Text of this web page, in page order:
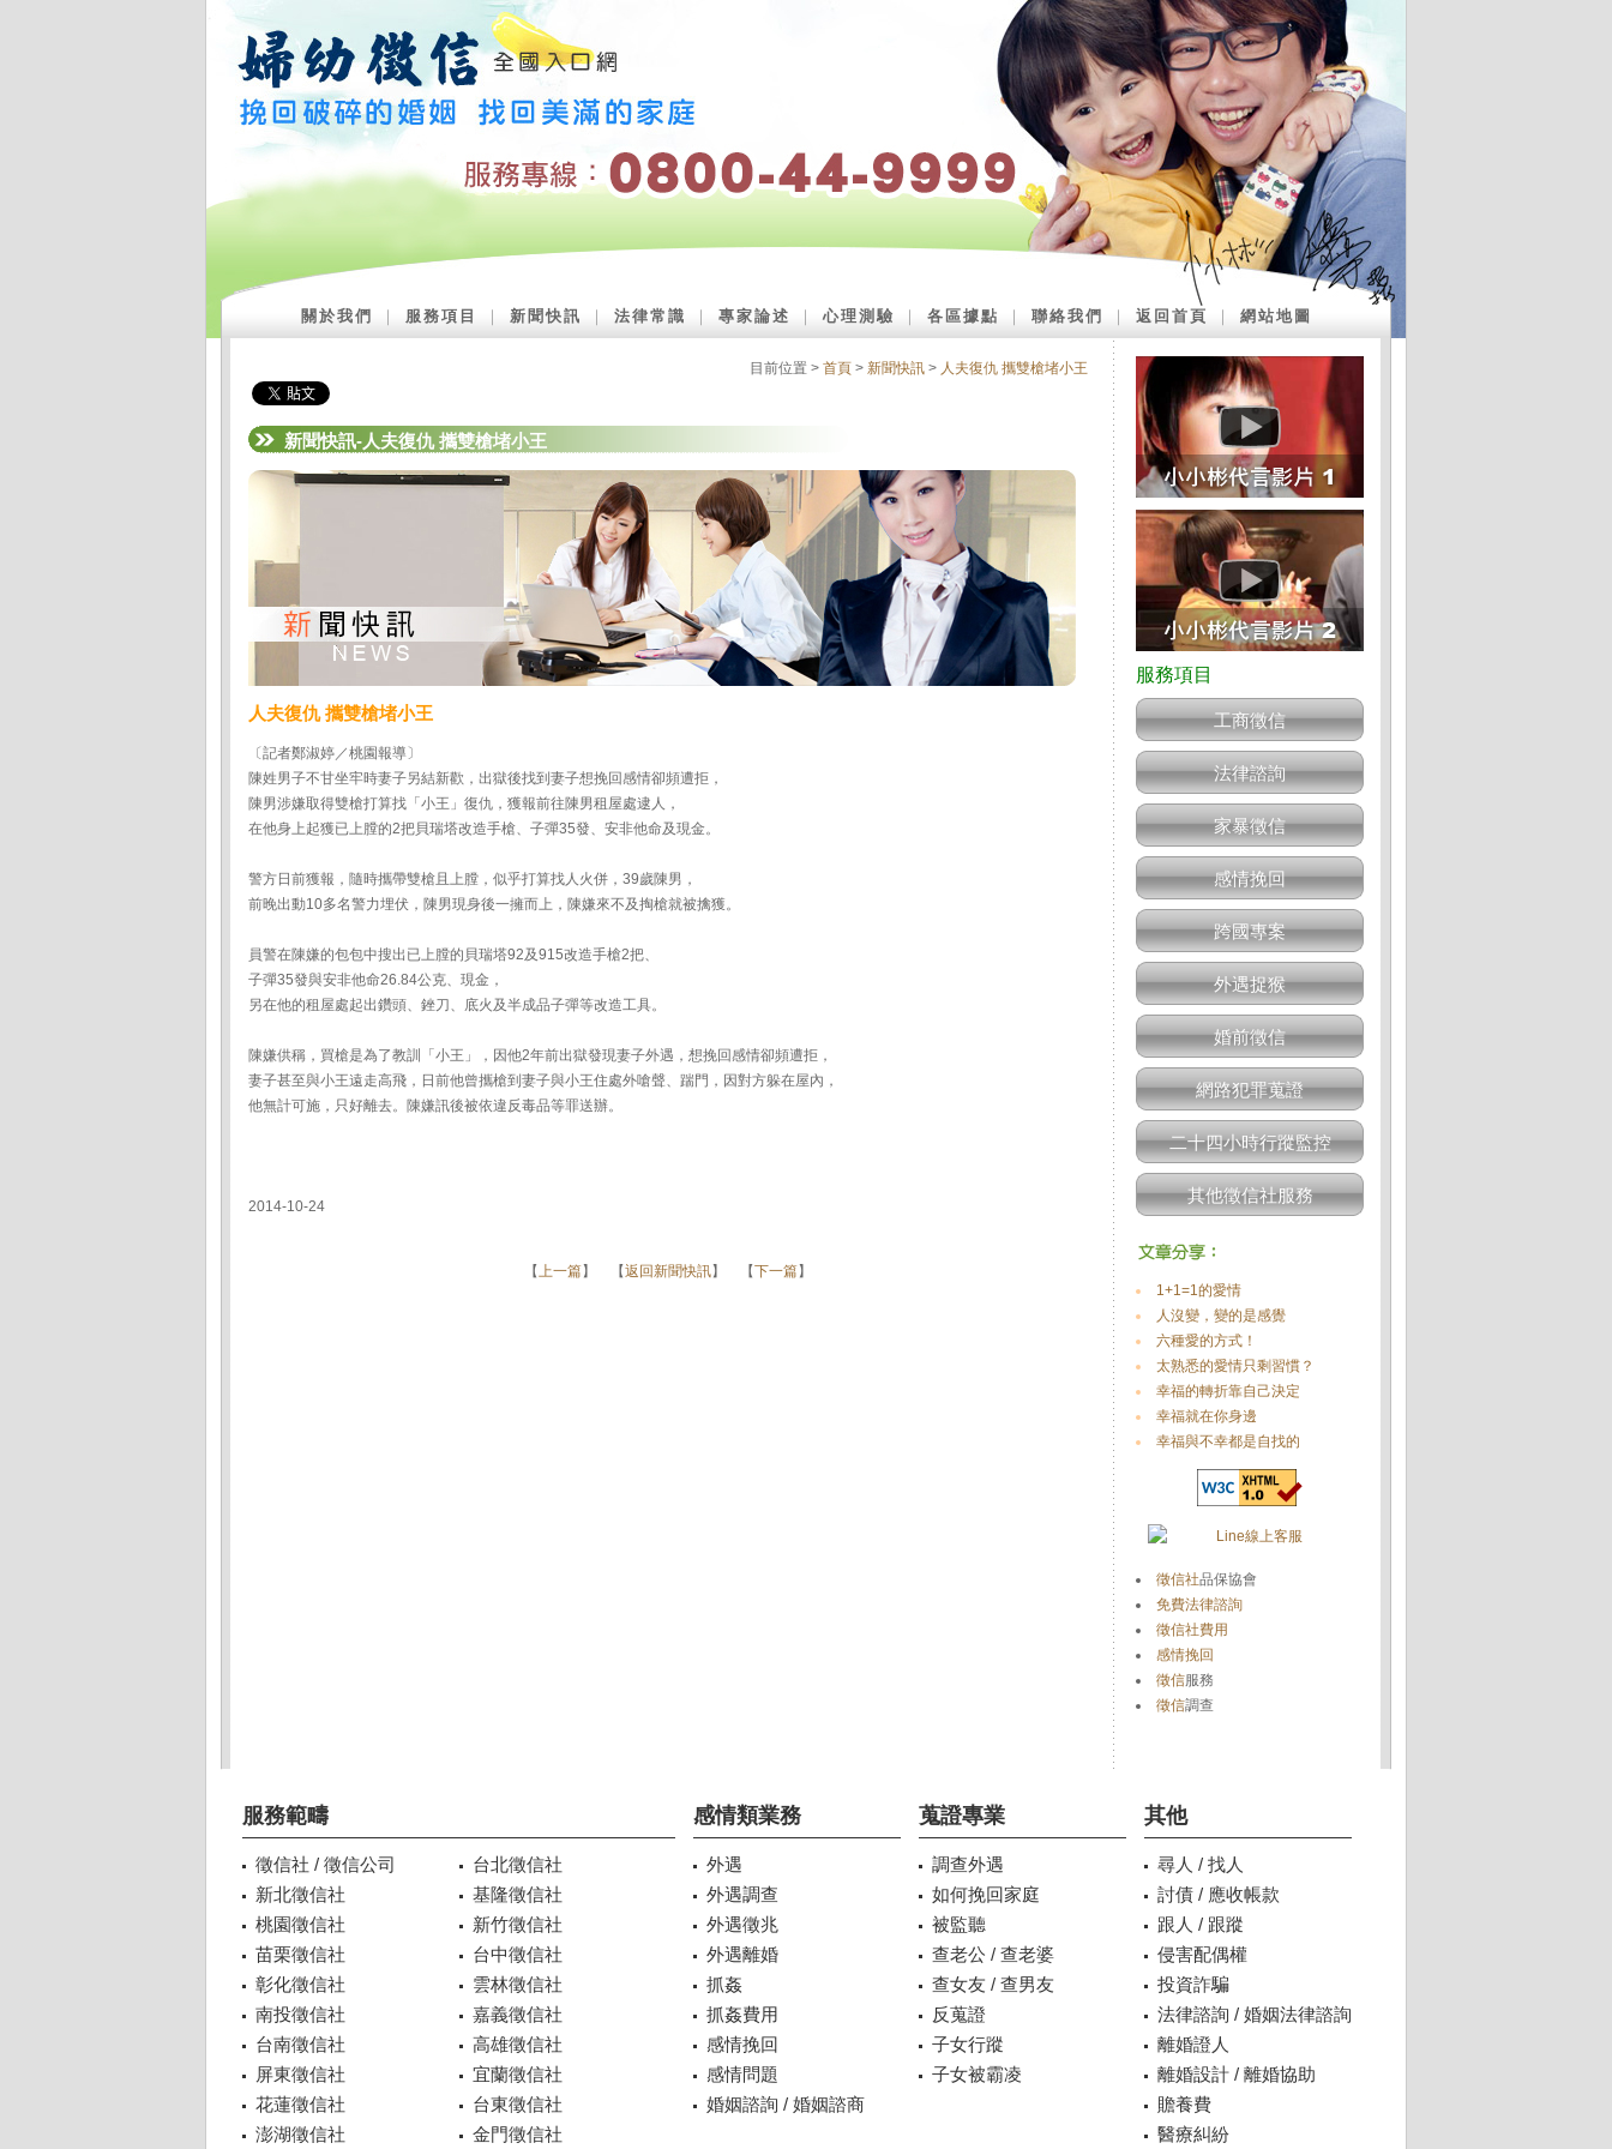
關於我們 服務項目 新聞快訊 法律常識 專家論述 ｜心理測驗 各區據點 聯絡我們 返回首頁 網站地圖
目前位置 > 首頁 > 新聞快訊 > 人夫復仇 攜雙槍堵小王
新聞快訊-人夫復仇 攜雙槍堵小王
人夫復仇 攜雙槍堵小王
〔記者鄭淑婷／桃園報導〕
陳姓男子不甘坐牢時妻子另結新歡，出獄後找到妻子想挽回感情卻頻遭拒，
陳男涉嫌取得雙槍打算找「小王」復仇，獲報前往陳男租屋處逮人，
在他身上起獲已上膛的2把貝瑞塔改造手槍、子彈35發、安非他命及現金。
警方日前獲報，隨時攜帶雙槍且上膛，似乎打算找人火併，39歲陳男，
前晚出動10多名警力埋伏，陳男現身後一擁而上，陳嫌來不及掏槍就被擒獲。
員警在陳嫌的包包中搜出已上膛的貝瑞塔92及915改造手槍2把、
子彈35發與安非他命26.84公克、現金，
另在他的租屋處起出鑽頭、銼刀、底火及半成品子彈等改造工具。
陳嫌供稱，買槍是為了教訓「小王」，因他2年前出獄發現妻子外遇，想挽回感情卻頻遭拒，
妻子甚至與小王遠走高飛，日前他曾攜槍到妻子與小王住處外嗆聲、踹門，因對方躲在屋內，
他無計可施，只好離去。陳嫌訊後被依違反毒品等罪送辦。
2014-10-24
【上一篇】 【返回新聞快訊】 【下一篇】
工商徵信
法律諮詢
家暴徵信
感情挽回
跨國專案
外遇捉猴
婚前徵信
網路犯罪蒐證
二十四小時行蹤監控
其他徵信社服務
1+1=1的愛情
人沒變，變的是感覺
六種愛的方式！
太熟悉的愛情只剩習慣？
幸福的轉折靠自己決定
幸福就在你身邊
幸福與不幸都是自找的
徵信社品保協會
免費法律諮詢
徵信社費用
感情挽回
徵信服務
徵信調查
服務範疇
徵信社 / 徵信公司
台北徵信社
新北徵信社
基隆徵信社
桃園徵信社
新竹徵信社
苗栗徵信社
台中徵信社
彰化徵信社
雲林徵信社
南投徵信社
嘉義徵信社
台南徵信社
高雄徵信社
屏東徵信社
宜蘭徵信社
花蓮徵信社
台東徵信社
澎湖徵信社
金門徵信社
感情類業務
外遇
外遇調查
外遇徵兆
外遇離婚
抓姦
抓姦費用
感情挽回
感情問題
婚姻諮詢 / 婚姻諮商
蒐證專業
調查外遇
如何挽回家庭
被監聽
查老公 / 查老婆
查女友 / 查男友
反蒐證
子女行蹤
子女被霸凌
其他
尋人 / 找人
討債 / 應收帳款
跟人 / 跟蹤
侵害配偶權
投資詐騙
法律諮詢 / 婚姻法律諮詢
離婚證人
離婚設計 / 離婚協助
贍養費
醫療糾紛